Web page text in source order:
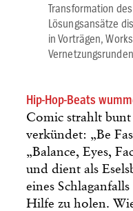
Transformation
Lösungsansätze
in Vorträgen,
Hip-Hop-Beats
Comic strahlt
verkündet: „Be
„Balance, Eyes,
und dient als
eines
Hilfe zu holen.